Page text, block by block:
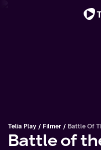
Telia Play Filmer Battle Of
Battle of